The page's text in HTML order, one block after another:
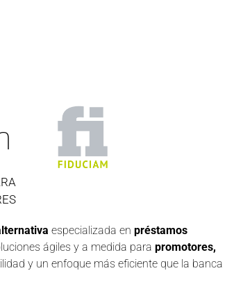
especializada en préstamos
ágiles y a medida para promotores,
y un enfoque más eficiente que la banca